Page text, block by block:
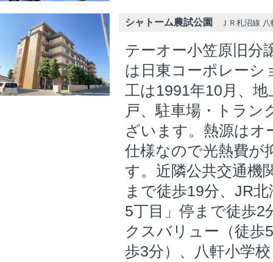
シャトーム農試公園 ＪＲ札沼線 八
テーオー小笠原旧分
は日東コーポレーシ
工は1991年10月、
戸、駐車場・トラン
ざいます。熱源はオ
仕様なので光熱費が
す。近隣公共交通機
まで徒歩19分、JR
5丁目」停まで徒歩2
クスバリュー（徒歩
歩3分）、八軒小学